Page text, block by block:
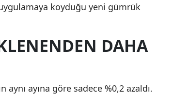
koyduğu yeni gümrük
DAHA
aynı ayına göre sadece %0,2 azaldı.